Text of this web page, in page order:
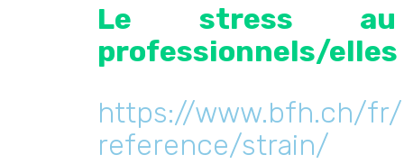
Le stress
professionnels/elles
https://www.bfh.ch/
reference/strain/